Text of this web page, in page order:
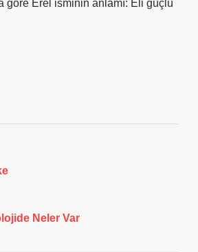
göre Erel isminin anlamı: Eli güçlü
Neler Var